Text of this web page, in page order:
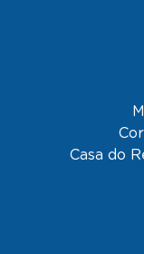
Casa do